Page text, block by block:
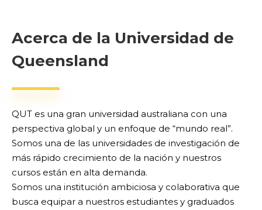
Acerca de la Universidad de
Queensland
QUT es una gran universidad australiana con una
perspectiva global y un enfoque de “mundo real”.
Somos una de las universidades de investigación de
más rápido crecimiento de la nación y nuestros
cursos están en alta demanda.
Somos una institución ambiciosa y colaborativa que
busca equipar a nuestros estudiantes y graduados